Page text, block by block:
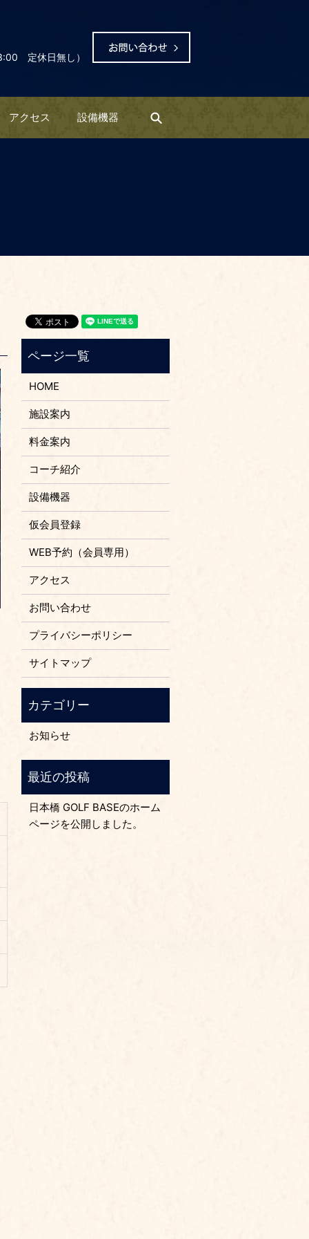
定休日無し）
アクセス 設備機器
HOME
施設案内
料金案内
コーチ紹介
設備機器
仮会員登録
WEB予約（会員専用）
アクセス
お問い合わせ
プライバシーポリシー
サイトマップ
お知らせ
日本橋 GOLF BASEのホーム
ページを公開しました。